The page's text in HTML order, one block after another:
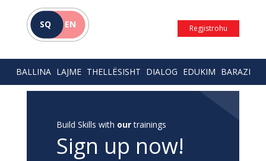
SQ EN Regjistrohu
BALLINA LAJME THELLËSISHT DIALOG EDUKIM BARAZI
Build Skills with ourtrainings
Sign up now!